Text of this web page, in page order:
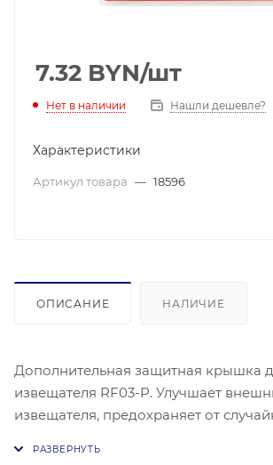
7.32 BYN/шт
Нет в наличии Нашли дешевле?
Характеристики
Артикул товара — 18596
ОПИСАНИЕ НАЛИЧИЕ
Дополнительная защитная крышка
извещателя RF03-P. Улучшает
извещателя, предохраняет от